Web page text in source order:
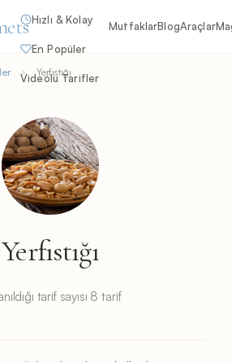
Hızlı & Kolay
En Popüler
Videolu Tarifler
MutfaklarBlogAraçlar
Yerfıstığı
Yerfıstığı
tarif sayısı 8 tarif